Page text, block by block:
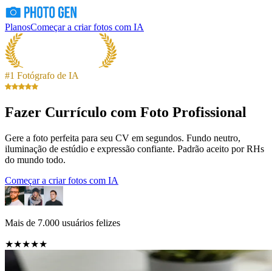
PlanosComeçar a criar fotos com IA
#1 Fotógrafo de IA
Fazer Currículo com Foto Profissional
Gere a foto perfeita para seu CV em segundos. Fundo neutro,
iluminação de estúdio e expressão confiante. Padrão aceito por RHs
do mundo todo.
Começar a criar fotos com IA
Mais de 7.000 usuários felizes
★★★★★